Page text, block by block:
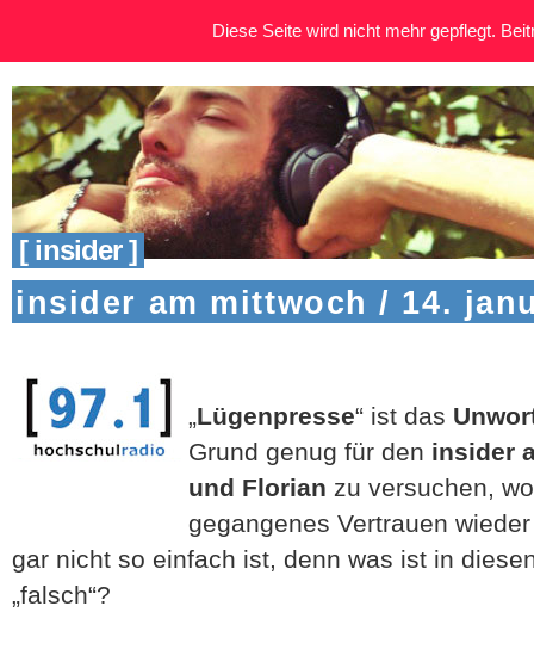
[ insider ]
insider am mittwoch / 14.
„Lügenpresse“ ist das
Grund genug für den insider
und Florian zu versuchen,
gegangenes Vertrauen
gar nicht so einfach ist, denn was ist in
„falsch“?
Diese Seite wird nicht mehr gepflegt.